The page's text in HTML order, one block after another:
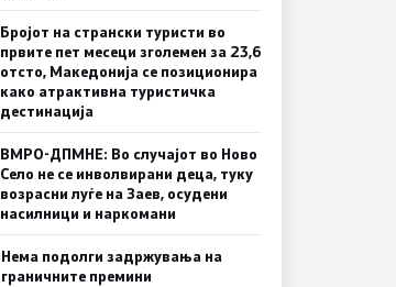
Бројот на странски туристи во
првите пет месеци зголемен за 23,6
отсто, Македонија се позиционира
како атрактивна туристичка
дестинација
ВМРО-ДПМНЕ: Во случајот во Ново
Село не се инволвирани деца, туку
возрасни луѓе на Заев, осудени
насилници и наркомани
Нема подолги задржувања на
граничните премини